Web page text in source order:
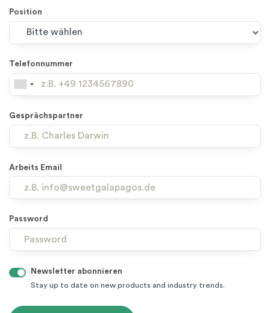
Position
Telefonnummer
Gesprächspartner
Arbeits Email
Password
Newsletter abonnieren
Stay up to date on new products and industry trends.